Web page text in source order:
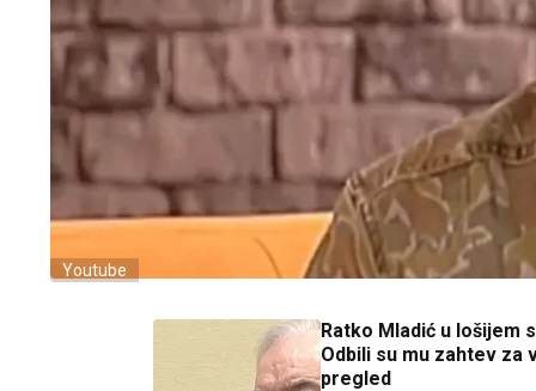
Youtube
Ratko Mladić u lošijem
Odbili su mu zahtev za
pregled